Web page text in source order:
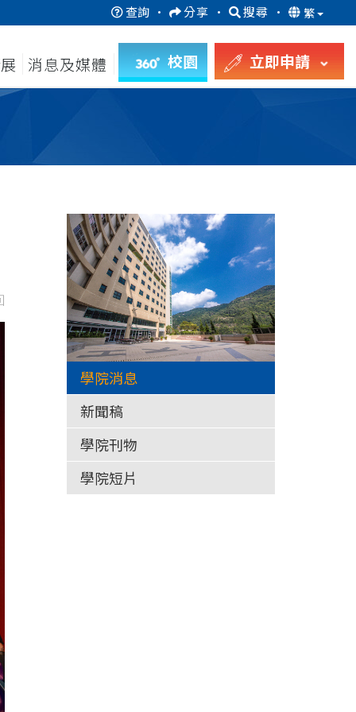
查詢 · 分享 · 搜尋 · 繁
消息及媒體 校園 立即申請
學院消息
新聞稿
學院刊物
學院短片